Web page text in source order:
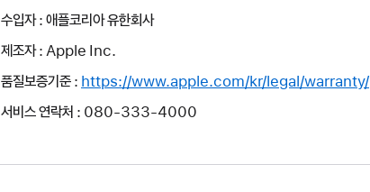
수입자 : 애플코리아 유한회사
제조자 : Apple Inc.
품질보증기준 : https://www.apple.com/kr/legal/warranty/
서비스 연락처 : 080-333-4000